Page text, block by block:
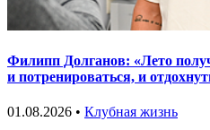
Филипп Долганов: «Лето
и потренироваться, и
01.08.2026 • Клубная жизнь